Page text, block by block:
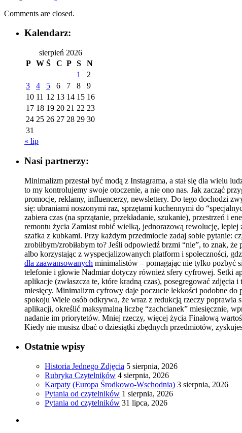
Comments are closed.
Kalendarz:
sierpień 2026
P W Ś C P S
N
1
2
3
4 5 6 7 8
9
10 11 12 13 14 15 16
17 18 19 20 21 22 23
24 25 26 27 28 29 30
31
« lip
Nasi partnerzy:
Minimalizm przestał być modą z Instagrama, a stał się dla wielu
to my kontrolujemy swoje otoczenie, a nie ono nas. Jak zacząć
promocje, reklamy, influencerzy, newslettery. Do tego dochodzi
się: ubraniami noszonymi raz, sprzętami kuchennymi do
zabiera czas (na sprzątanie, przekładanie, szukanie), przestrzeń i
remontu życia Zamiast robić wielką, jednorazową rewolucję, lepiej
szafka z kubkami. Przy każdym przedmiocie zadaj sobie pytanie:
zrobiłbym/zrobiłabym to? Jeśli odpowiedź brzmi “nie”, to znak,
albo korzystając z wyspecjalizowanych platform i społeczności,
dla zaawansowanych minimalistów – pomagając nie tylko pozbyć
telefonie i głowie Nadmiar dotyczy również sfery cyfrowej. Setki
aplikacje (zwłaszcza te, które kradną czas), posegregować
miesięcy. Minimalizm cyfrowy daje poczucie lekkości podobne do
spokoju Wiele osób odkrywa, że wraz z redukcją rzeczy
aplikacji, określić maksymalną liczbę “zachcianek” miesięcznie,
nadanie im priorytetów. Mniej rzeczy, więcej życia Finałową
Kiedy nie musisz dbać o dziesiątki zbędnych przedmiotów,
Ostatnie wpisy
Historia Jednego Zdjęcia 5 sierpnia, 2026
Rubryka Czytelników 4 sierpnia, 2026
Karpaty (Europa Środkowo-Wschodnia) 3 sierpnia, 2026
Pytania od czytelników 1 sierpnia, 2026
Pytania od czytelników 31 lipca, 2026